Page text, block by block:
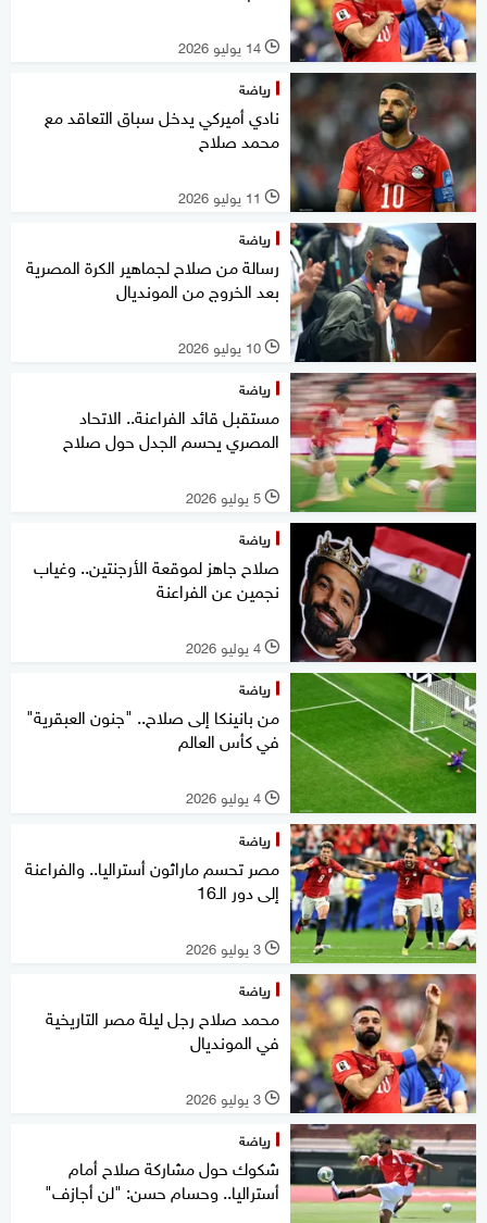
l 14 يوليو 2026
رياضة
نادي أميركي يدخل سباق التعاقد مع
محمد صلاح
l 11 يوليو 2026
رياضة
رسالة من صلاح لجماهير الكرة المصرية
بعد الخروج من المونديال
l 10 يوليو 2026
رياضة
مستقبل قائد الفراعنة.. الاتحاد
المصري يحسم الجدل حول صلاح
l 5 يوليو 2026
رياضة
صلاح جاهز لموقعة الأرجنتين.. وغياب
نجمين عن الفراعنة
l 4 يوليو 2026
رياضة
من بانينكا إلى صلاح.. "جنون العبقرية"
في كأس العالم
l 4 يوليو 2026
رياضة
مصر تحسم ماراثون أستراليا.. والفراعنة
إلى دور الـ16
l 3 يوليو 2026
رياضة
محمد صلاح رجل ليلة مصر التاريخية
في المونديال
l 3 يوليو 2026
رياضة
شكوك حول مشاركة صلاح أمام
أستراليا.. وحسام حسن: "لن أجازف"